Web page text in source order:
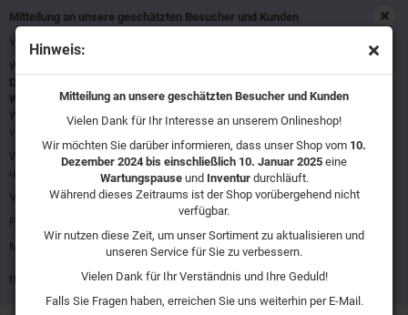
Hinweis:
Mitteilung an unsere geschätzten Besucher und Kunden
Vielen Dank für Ihr Interesse an unserem Onlineshop!
Wir möchten Sie darüber informieren, dass unser Shop vom 10.
Dezember 2024 bis einschließlich 10. Januar 2025 eine
Wartungspauseund Inventurdurchläuft.
Während dieses Zeitraums ist der Shop vorübergehend nicht
verfügbar.
Wir nutzen diese Zeit, um unser Sortiment zu aktualisieren und
unseren Service für Sie zu verbessern.
Vielen Dank für Ihr Verständnis und Ihre Geduld!
Falls Sie Fragen haben, erreichen Sie uns weiterhin per E-Mail.
Mitteilung an unsere geschätzten Besucher und Kunden
Vielen Dank für Ihr Interesse an unserem Onlineshop!
Wir möchten Sie darüber informieren, dass unser Shop vom
Dezember 2024 bis einschließlich 10. Januar 2025
WartungspauseundInventurdurchläuft.
Während dieses Zeitraums ist der Shop vorübergehend nicht
verfügbar.
Wir nutzen diese Zeit, um unser Sortiment zu aktualisieren und
unseren Service für Sie zu verbessern.
Vielen Dank für Ihr Verständnis und Ihre Geduld!
Falls Sie Fragen haben, erreichen Sie uns weiterhin per E-Mail.
Mit freundlichen Grüßen,
ttgshop.de
Meisselhammer
Sortieren nach 16 pro Seite